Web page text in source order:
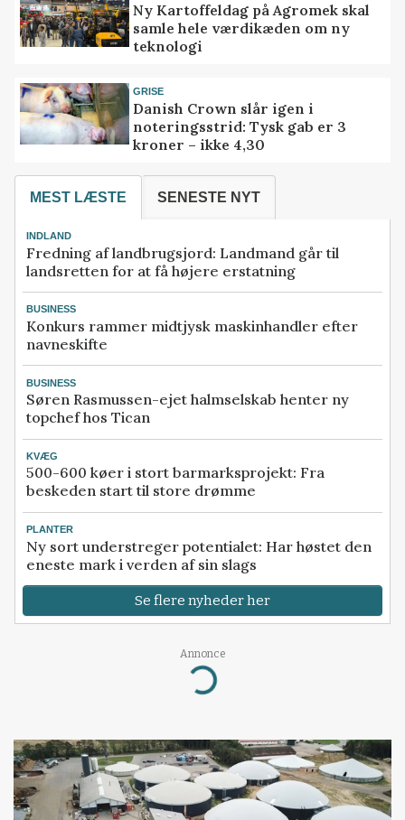
Ny Kartoffeldag på Agromek skal
samle hele værdikæden om ny
teknologi
GRISE
Danish Crown slår igen i
noteringsstrid: Tysk gab er 3
kroner – ikke 4,30
MEST LÆSTE SENESTE NYT
INDLAND
Fredning af landbrugsjord: Landmand går til
landsretten for at få højere erstatning
BUSINESS
Konkurs rammer midtjysk maskinhandler efter
navneskifte
BUSINESS
Søren Rasmussen-ejet halmselskab henter ny
topchef hos Tican
KVÆG
500-600 køer i stort barmarksprojekt: Fra
beskeden start til store drømme
PLANTER
Ny sort understreger potentialet: Har høstet den
eneste mark i verden af sin slags
Se flere nyheder her
Annonce
Loading...